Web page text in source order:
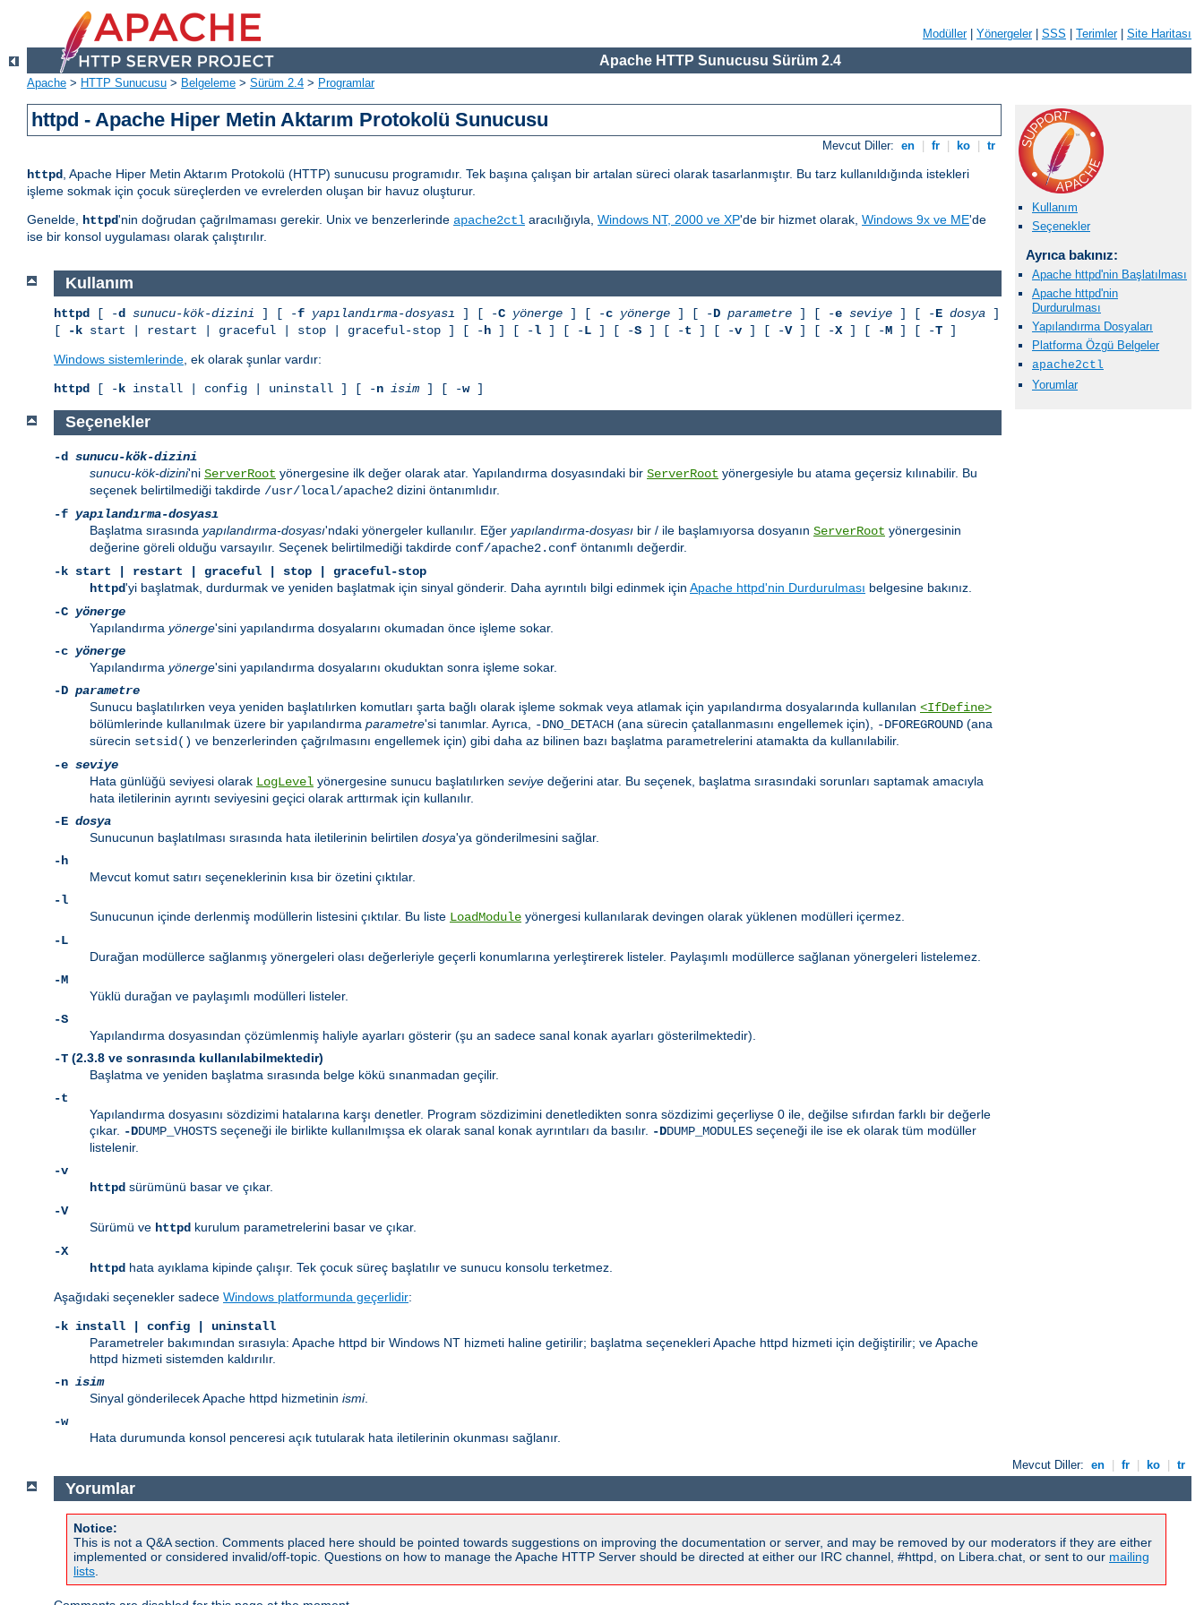
Modüller| Yönergeler| SSS Terimler| Site Haritası
Apache HTTP Sunucusu Sürüm 2.4
Apache > HTTP Sunucusu > Belgeleme > Sürüm 2.4 > Programlar
httpd - Apache Hiper Metin Aktarım Protokolü Sunucusu
Mevcut Diller: en fr ko tr
httpd, Apache Hiper Metin Aktarım Protokolü (HTTP) sunucusu programıdır. Tek başına çalışan bir artalan süreci olarak tasarlanmıştır. Bu tarz kullanıldığında istekleri
işleme sokmak için çocuk süreçlerden ve evrelerden oluşan bir havuz oluşturur.
Genelde, httpd'nin doğrudan çağrılmaması gerekir. Unix ve benzerlerinde apache2ctl aracılığıyla, Windows NT, 2000 ve XP'de bir hizmet olarak, Windows 9x ve ME'de
ise bir konsol uygulaması olarak çalıştırılır.
Kullanım
Seçenekler
Ayrıca bakınız:
Apache httpd'nin Başlatılması
Apache httpd'nin
Durdurulması
Yapılandırma Dosyaları
Platforma Özgü Belgeler
apache2ctl
Yorumlar
Kullanım
httpd [ -d sunucu-kök-dizini ] [ -f yapılandırma-dosyası ] [ -C yönerge ] [ -c yönerge ] [ -D parametre ] [ -e seviye ] [ -E dosya ]
[
-k start | restart | graceful | stop | graceful-stop ] [ -h ] [ -l ] [ -L ] [ -S ] [ -t ] [ -v ] [ -V] [ -X] [ -M ] [ -T ]
Windows sistemlerinde , ek olarak şunlar vardır:
httpd [ - k install | config | uninstall ] [ -n isim ] [ -w]
Seçenekler
-d
sunucu-kök-dizini
sunucu-kök-dizini'ni ServerRoot yönergesine ilk değer olarak atar. Yapılandırma dosyasındaki bir ServerRoot yönergesiyle bu atama geçersiz kılınabilir. Bu
seçenek belirtilmediği takdirde /usr/local/apache2 dizini öntanımlıdır.
-f yapılandırma-dosyası
Başlatma sırasında yapılandırma-dosyası'ndaki yönergeler kullanılır. Eğer yapılandırma-dosyası bir / ile başlamıyorsa dosyanın ServerRoot yönergesinin
değerine göreli olduğu varsayılır. Seçenek belirtilmediği takdirde conf/apache2.conf öntanımlı değerdir.
-k start | restart | graceful | stop | graceful-stop
httpd'yi başlatmak, durdurmak ve yeniden başlatmak için sinyal gönderir. Daha ayrıntılı bilgi edinmek için Apache httpd'nin Durdurulması belgesine bakınız.
-C yönerge
Yapılandırma yönerge'sini yapılandırma dosyalarını okumadan önce işleme sokar.
-c yönerge
Yapılandırma yönerge'sini yapılandırma dosyalarını okuduktan sonra işleme sokar.
-D parametre
Sunucu başlatılırken veya yeniden başlatılırken komutları şarta bağlı olarak işleme sokmak veya atlamak için yapılandırma dosyalarında kullanılan <IfDefine>
bölümlerinde kullanılmak üzere bir yapılandırma parametre'si tanımlar. Ayrıca, -DNO_DETACH (ana sürecin çatallanmasını engellemek için), -DFOREGROUND (ana
sürecin setsid() ve benzerlerinden çağrılmasını engellemek için) gibi daha az bilinen bazı başlatma parametrelerini atamakta da kullanılabilir.
-e seviye
Hata günlüğü seviyesi olarak LogLevel yönergesine sunucu başlatılırken seviye değerini atar. Bu seçenek, başlatma sırasındaki sorunları saptamak amacıyla
hata iletilerinin ayrıntı seviyesini geçici olarak arttırmak için kullanılır.
-E dosya
Sunucunun başlatılması sırasında hata iletilerinin belirtilen dosya'ya gönderilmesini sağlar.
-h
Mevcut komut satırı seçeneklerinin kısa bir özetini çıktılar.
-l
Sunucunun içinde derlenmiş modüllerin listesini çıktılar. Bu liste LoadModule yönergesi kullanılarak devingen olarak yüklenen modülleri içermez.
-L
Durağan modüllerce sağlanmış yönergeleri olası değerleriyle geçerli konumlarına yerleştirerek listeler. Paylaşımlı modüllerce sağlanan yönergeleri listelemez.
-M
Yüklü durağan ve paylaşımlı modülleri listeler.
-S
Yapılandırma dosyasından çözümlenmiş haliyle ayarları gösterir (şu an sadece sanal konak ayarları gösterilmektedir).
-T (2.3.8 ve sonrasında kullanılabilmektedir)
Başlatma ve yeniden başlatma sırasında belge kökü sınanmadan geçilir.
-t
Yapılandırma dosyasını sözdizimi hatalarına karşı denetler. Program sözdizimini denetledikten sonra sözdizimi geçerliyse 0 ile, değilse sıfırdan farklı bir değerle
çıkar. -DDUMP_VHOSTS seçeneği ile birlikte kullanılmışsa ek olarak sanal konak ayrıntıları da basılır. -DDUMP_MODULES seçeneği ile ise ek olarak tüm modüller
listelenir.
-v
httpd sürümünü basar ve çıkar.
-V
Sürümü ve httpd kurulum parametrelerini basar ve çıkar.
-X
httpd hata ayıklama kipinde çalışır. Tek çocuk süreç başlatılır ve sunucu konsolu terketmez.
Aşağıdaki seçenekler sadece Windows platformunda geçerlidir:
-k install | config | uninstall
Parametreler bakımından sırasıyla: Apache httpd bir Windows NT hizmeti haline getirilir; başlatma seçenekleri Apache httpd hizmeti için değiştirilir; ve Apache
httpd hizmeti sistemden kaldırılır.
-n isim
Sinyal gönderilecek Apache httpd hizmetinin ismi.
-w
Hata durumunda konsol penceresi açık tutularak hata iletilerinin okunması sağlanır.
Mevcut Diller: en fr ko tr
Yorumlar
Notice:
This is not a Q&A section. Comments placed here should be pointed towards suggestions on improving the documentation or server, and may be removed by our moderators if they are either
implemented or considered invalid/off-topic. Questions on how to manage the Apache HTTP Server should be directed at either our IRC channel, #httpd, on Libera.chat, or sent to our mailing
lists.